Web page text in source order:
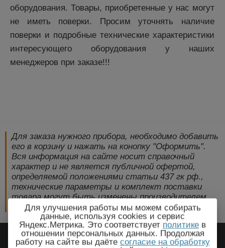
оборудования. Товары, приобретенные у нас могут
не иметь поверки. Просим уточнять наличие
поверки и подробные технические характеристики
интересующего оборудования у наших
менеджеров при заказе!!!
Для заказа нужного прибора, необходимо добавить
его в корзину и нажать на конопку "Оформить".
Вся информация на сайте носит справочный
характер и не является публичной офертой,
определяемой положениями статьи 437 гк рф.,
технические параметры и комплект поставки
товара могут быть изменены производителем
без предварительного уведомления!
2009-2026 © ЭлектроПрогресс -
Электротехническое оборудование
Для улучшения работы мы можем собирать
данные, используя cookies и сервис
Яндекс.Метрика. Это соответствует политике в
отношении персональных данных. Продолжая
работу на сайте вы даёте согласие на обработку